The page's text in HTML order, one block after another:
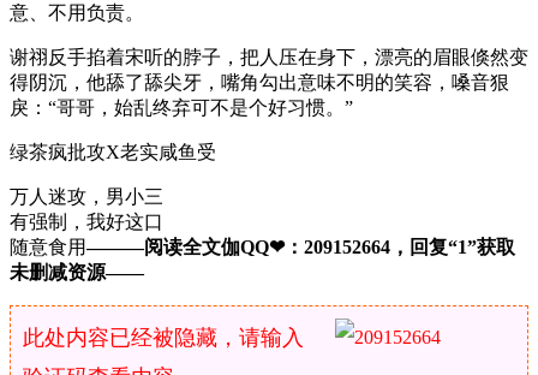
意、不用负责。
谢祤反手掐着宋听的脖子，把人压在身下，漂亮的眉眼倏然变
得阴沉，他舔了舔尖牙，嘴角勾出意味不明的笑容，嗓音狠
戾：“哥哥，始乱终弃可不是个好习惯。”
绿茶疯批攻X老实咸鱼受
万人迷攻，男小三
有强制，我好这口
随意食用———阅读全文伽QQ❤：209152664，回复“1”获取
未删减资源—​​​​—
此处内容已经被隐藏，请输入